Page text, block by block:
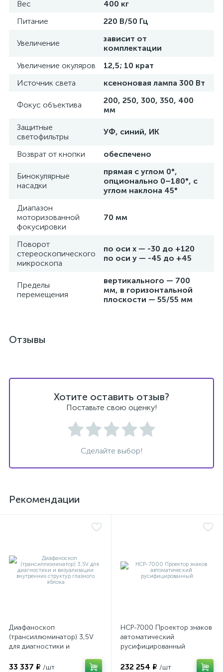
Вес
400 кг
Питание
220 В/50 Гц
Увеличение
зависит от
комплектации
Увеличение окуляров
12,5; 10 крат
Источник света
ксеноновая лампа 300 Вт
Фокус объектива
200, 250, 300, 350, 400
мм
Защитные
светофильтры
УФ, синий, ИК
Возврат от кнопки обеспечено
Бинокулярные
насадки
прямая с углом 0°,
опционально 0–180°, с
углом наклона 45°
Диапазон
моторизованной
фокусировки
70 мм
Поворот
стереоскопического
микроскопа
по оси x — -30 до +120
по оси y — -45 до +45
Пределы
перемещения
вертикального — 700
мм, в горизонтальной
плоскости — 55/55 мм
Отзывы
Хотите оставить отзыв?
Поставьте свою оценку!
Сделайте выбор!
Рекомендации
Диафаноскоп
(трансиллюминатор) 3,5V
для диагностики и
структур глазного яблока
33 337 ₽ /шт
НСР-7000 Проектор знаков
автоматический
русифицированный
232 254 ₽ /шт